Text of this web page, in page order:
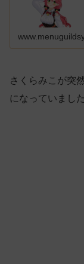
さくらみこが突
になっていました